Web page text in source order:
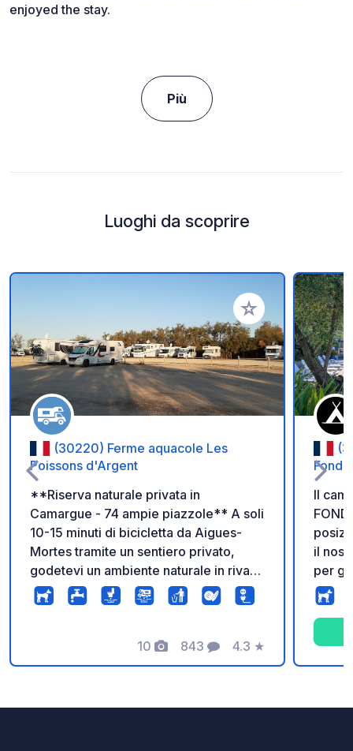
enjoyed the stay.
Più
Luoghi da scoprire
Aggiungi ai tuoi
(30220) Ferme aquacole Les
Poissons d'Argent
**Riserva naturale privata in
Camargue - 74 ampie piazzole** A soli
10-15 minuti di bicicletta da Aigues-
Mortes tramite un sentiero privato,
godetevi un ambiente naturale in riva
agli stagni, lontano da parcheggi in
cemento e piazzole anguste. -
ideali anche per veicoli di grandi
dimensioni, in un ambiente aperto e
10
Foto
843
Commenti
4.3
Valutazione
★
Il
il
per